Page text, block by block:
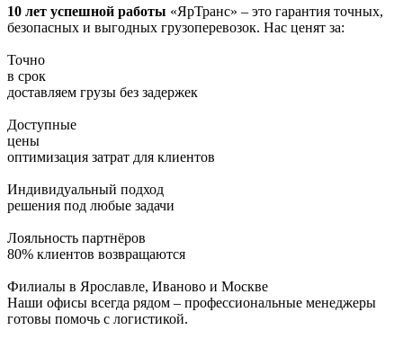
10 лет успешной работы «ЯрТранс» – это гарантия точных,
безопасных и выгодных грузоперевозок. Нас ценят за:
Точно
в срок
доставляем грузы без задержек
Доступные
цены
оптимизация затрат для клиентов
Индивидуальный подход
решения под любые задачи
Лояльность партнёров
80% клиентов возвращаются
Филиалы в Ярославле, Иваново и Москве
Наши офисы всегда рядом – профессиональные менеджеры
готовы помочь с логистикой.